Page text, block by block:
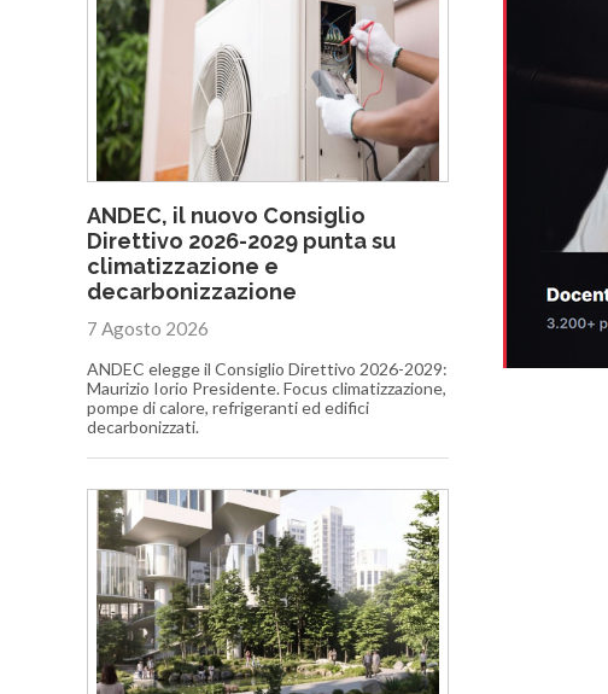
ANDEC, il nuovo Consiglio
Direttivo 2026-2029 punta su
climatizzazione e
decarbonizzazione
7 Agosto 2026
ANDEC elegge il Consiglio Direttivo 2026-2029:
Maurizio Iorio Presidente. Focus climatizzazione,
pompe di calore, refrigeranti ed edifici
decarbonizzati.